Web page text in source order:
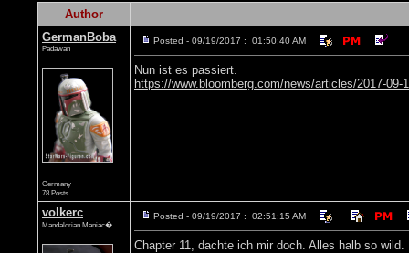
Author
GermanBoba
Padawan
Germany
78 Posts
Posted - 09/19/2017 : 01:50:40 AM
Nun ist es passiert.
https://www.bloomberg.com/news/articles/2017-
volkerc
Mandalorian Maniac�
Posted - 09/19/2017 : 02:51:15 AM
Chapter 11, dachte ich mir doch. Alles halb so wild.